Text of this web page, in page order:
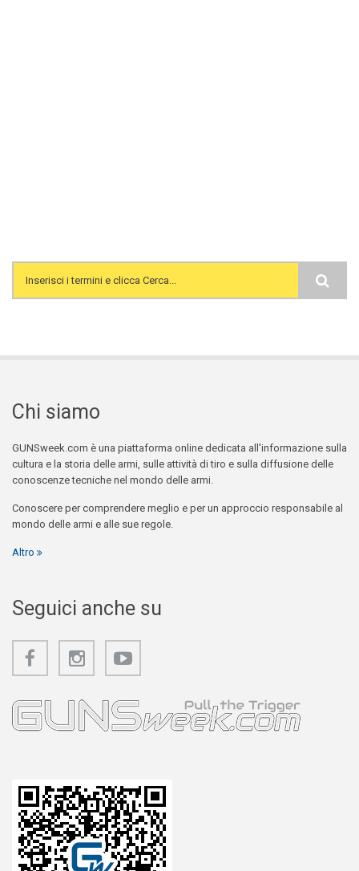
Search form
Chi siamo
GUNSweek.com è una piattaforma online dedicata all'informazione sulla
cultura e la storia delle armi, sulle attività di tiro e sulla diffusione delle
conoscenze tecniche nel mondo delle armi.
Conoscere per comprendere meglio e per un approccio responsabile al
mondo delle armi e alle sue regole.
Altro
Seguici anche su